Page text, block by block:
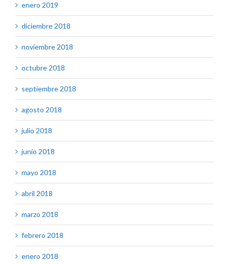
enero 2019
diciembre 2018
noviembre 2018
octubre 2018
septiembre 2018
agosto 2018
julio 2018
junio 2018
mayo 2018
abril 2018
marzo 2018
febrero 2018
enero 2018